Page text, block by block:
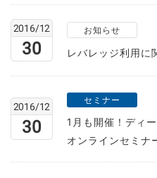
2016/12
30
お知らせ
レバレッジ利用に
2016/12
30
セミナー
1月も開催！ディ
オンラインセミナ